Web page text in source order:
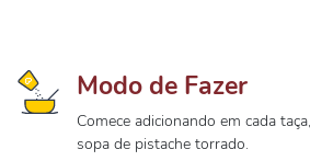
Modo de Fazer
Comece adicionando em cada
sopa de pistache torrado.